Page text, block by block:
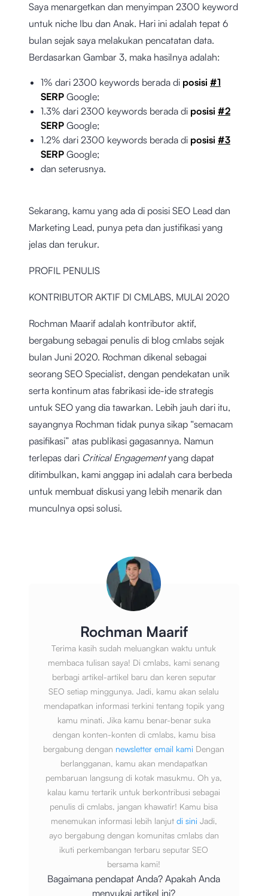
Saya menargetkan dan menyimpan 2300 keyword
untuk niche Ibu dan Anak. Hari ini adalah tepat 6
bulan sejak saya melakukan pencatatan data.
Berdasarkan Gambar 3, maka hasilnya adalah:
1% dari 2300 keywords berada di posisi #1
SERP Google;
1.3% dari 2300 keywords berada di posisi #2
SERP Google;
1.2% dari 2300 keywords berada di posisi #3
SERP Google;
dan seterusnya.
Sekarang, kamu yang ada di posisi SEO Lead dan
Marketing Lead, punya peta dan justifikasi yang
jelas dan terukur.
PROFIL PENULIS
KONTRIBUTOR AKTIF DI CMLABS, MULAI 2020
Rochman Maarif adalah kontributor aktif,
bergabung sebagai penulis di blog cmlabs sejak
bulan Juni 2020. Rochman dikenal sebagai
seorang SEO Specialist, dengan pendekatan unik
serta kontinum atas fabrikasi ide-ide strategis
untuk SEO yang dia tawarkan. Lebih jauh dari itu,
sayangnya Rochman tidak punya sikap “semacam
pasifikasi” atas publikasi gagasannya. Namun
terlepas dari Critical Engagementyang dapat
ditimbulkan, kami anggap ini adalah cara berbeda
untuk membuat diskusi yang lebih menarik dan
munculnya opsi solusi.
Rochman Maarif
Terima kasih sudah meluangkan waktu untuk
membaca tulisan saya! Di cmlabs, kami senang
berbagi artikel-artikel baru dan keren seputar
SEO setiap minggunya. Jadi, kamu akan selalu
mendapatkan informasi terkini tentang topik yang
kamu minati. Jika kamu benar-benar suka
dengan konten-konten di cmlabs, kamu bisa
bergabung dengan newsletter email kami Dengan
berlangganan, kamu akan mendapatkan
pembaruan langsung di kotak masukmu. Oh ya,
kalau kamu tertarik untuk berkontribusi sebagai
penulis di cmlabs, jangan khawatir! Kamu bisa
menemukan informasi lebih lanjut di sini Jadi,
ayo bergabung dengan komunitas cmlabs dan
ikuti perkembangan terbaru seputar SEO
bersama kami!
Bagaimana pendapat Anda? Apakah Anda
menyukai artikel ini?